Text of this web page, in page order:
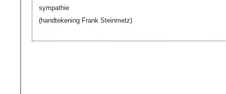
sympathie
(handtekening Frank Steinmetz)